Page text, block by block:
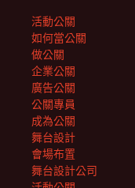
活動公關
如何當公關
做公關
企業公關
廣告公關
公關專員
成為公關
舞台設計
會場布置
舞台設計公司